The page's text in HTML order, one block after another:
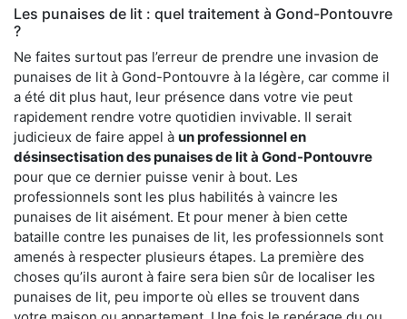
Les punaises de lit : quel traitement à Gond-Pontouvre
?
Ne faites surtout pas l’erreur de prendre une invasion de
punaises de lit à Gond-Pontouvre à la légère, car comme il
a été dit plus haut, leur présence dans votre vie peut
rapidement rendre votre quotidien invivable. Il serait
judicieux de faire appel à un professionnel en
désinsectisation des punaises de lit à Gond-Pontouvre
pour que ce dernier puisse venir à bout. Les
professionnels sont les plus habilités à vaincre les
punaises de lit aisément. Et pour mener à bien cette
bataille contre les punaises de lit, les professionnels sont
amenés à respecter plusieurs étapes. La première des
choses qu’ils auront à faire sera bien sûr de localiser les
punaises de lit, peu importe où elles se trouvent dans